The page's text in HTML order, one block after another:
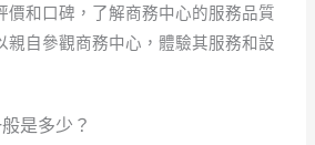
價和口碑，了解商務中心的服務品質
親自參觀商務中心，體驗其服務和設
是多少？